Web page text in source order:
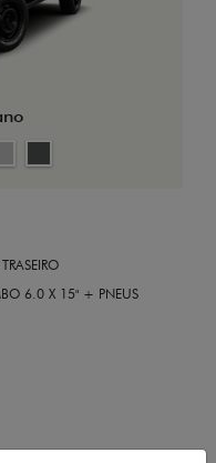
6.0 X 15" + PNEUS